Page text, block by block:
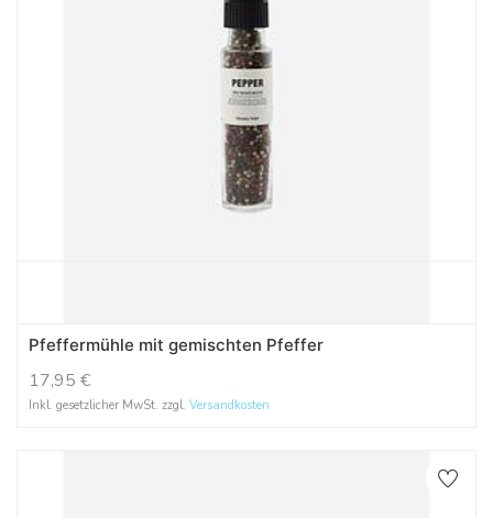
Pfeffermühle mit gemischten Pfeffer
17,95 €
Inkl. gesetzlicher MwSt. zzgl. Versandkosten